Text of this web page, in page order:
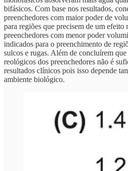
bifásicos. Com base nos resultados,
preenchedores com maior poder de
para regiões que precisem de um efeito
preenchedores com menor poder
indicados para o preenchimento de
sulcos e rugas. Além de concluírem que
reológicos dos preenchedores não é
resultados clínicos pois isso depende
ambiente biológico.